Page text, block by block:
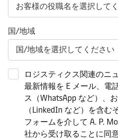
国/地域
ロジスティクス関連のニ
最新情報を E メール、電
ス（WhatsApp など）、
（LinkedIn など）を含む
フォームを介して A. P.
社から受け取ることに同